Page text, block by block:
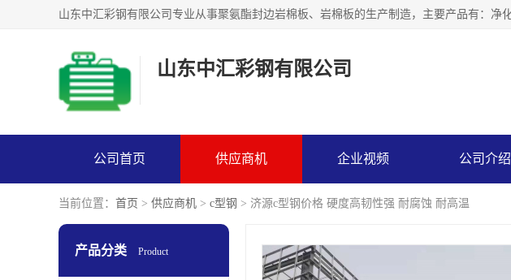
山东中汇彩钢有限公司
公司首页 供应商机 企业视频 公司介绍
当前位置： 首页 > 供应商机 > c型钢 > 济源c型钢价格 硬度高韧性强 耐腐蚀 耐高温
产品分类 Product